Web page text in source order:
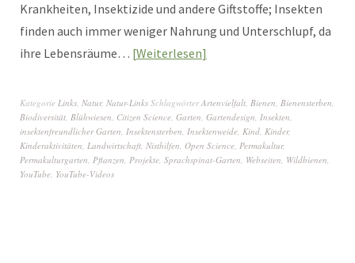
Krankheiten, Insektizide und andere Giftstoffe; Insekten
finden auch immer weniger Nahrung und Unterschlupf, da
ihre Lebensräume… Weiterlesen
Kategorie Links, Natur, Natur-Links SchlagwörterArtenvielfalt, Bienen, Bienensterben,
Biodiversität, Blühwiesen, Citizen Science, Garten, Gartendesign, Insekten,
insektenfreundlicher Garten, Insektensterben, Insektenweide, Kind, Kinder,
Kinderaktivitäten, Landwirtschaft, Nisthilfen, Open Science, Permakultur,
Permakulturgarten, Pflanzen, Projekte, Sprachspinat-Garten, Webseiten, Wildbienen,
YouTube, YouTube-Videos